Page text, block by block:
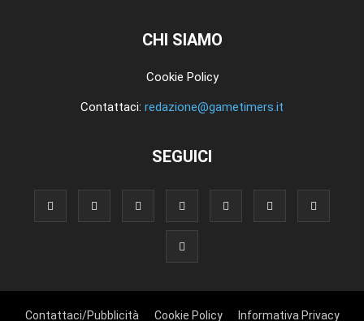
CHI SIAMO
Cookie Policy
Contattaci: redazione@gametimers.it
SEGUICI
Contattaci/Pubblicità Cookie Policy Informativa Privacy